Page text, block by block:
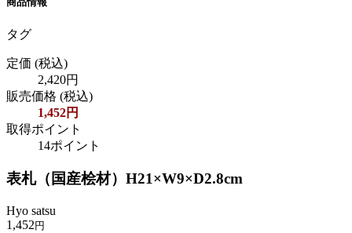
タグ
定価 (税込)
2,420円
販売価格 (税込)
1,452円
取得ポイント
14ポイント
表札（国産桧材）H21×W9×D2.8cm
Hyo satsu
1,452 円